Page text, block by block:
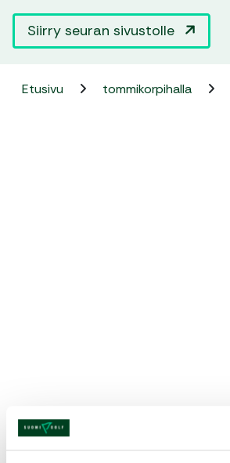
Siirry seuran sivustolle
Etusivu tommikorpihalla
Kurssin kuvaus